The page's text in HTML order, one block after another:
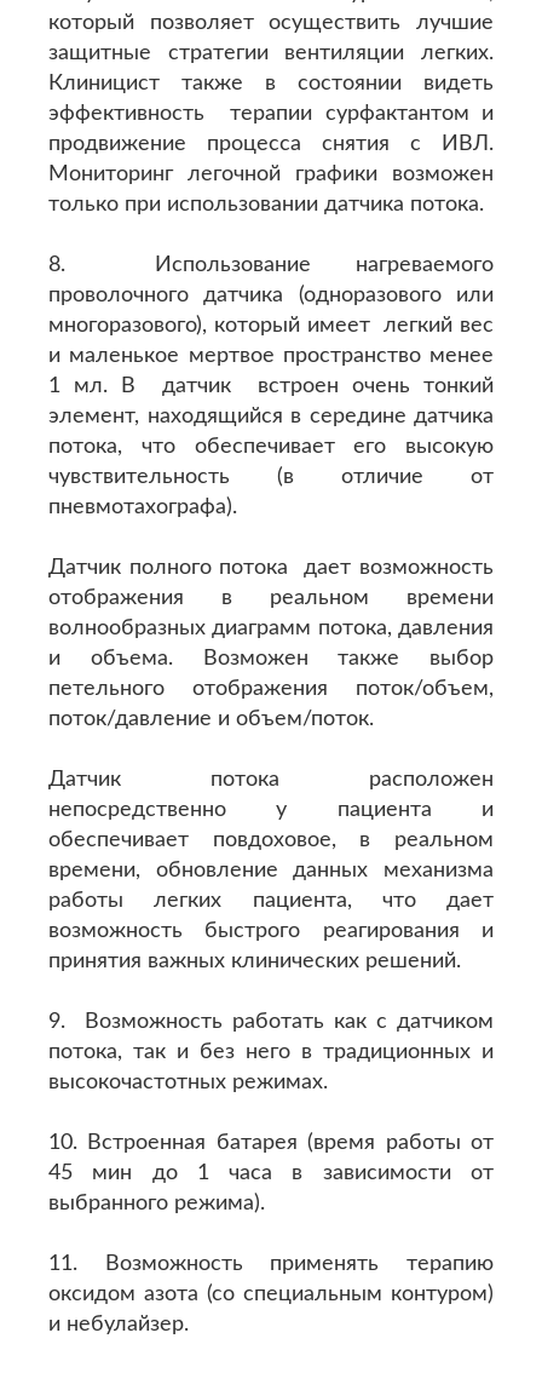
который позволяет осуществить лучшие
защитные стратегии вентиляции легких.
Клиницист также в состоянии видеть
эффективность терапии сурфактантом и
продвижение процесса снятия с ИВЛ.
Мониторинг легочной графики возможен
только при использовании датчика потока.
8. Использование нагреваемого
проволочного датчика (одноразового или
многоразового), который имеет легкий вес
и маленькое мертвое пространство менее
1 мл. В датчик встроен очень тонкий
элемент, находящийся в середине датчика
потока, что обеспечивает его высокую
чувствительность (в отличие от
пневмотахографа).
Датчик полного потока дает возможность
отображения в реальном времени
волнообразных диаграмм потока, давления
и объема. Возможен также выбор
петельного отображения поток/объем,
поток/давление и объем/поток.
Датчик потока расположен
непосредственно у пациента и
обеспечивает повдоховое, в реальном
времени, обновление данных механизма
работы легких пациента, что дает
возможность быстрого реагирования и
принятия важных клинических решений.
9. Возможность работать как с датчиком
потока, так и без него в традиционных и
высокочастотных режимах.
10. Встроенная батарея (время работы от
45 мин до 1 часа в зависимости от
выбранного режима).
11. Возможность применять терапию
оксидом азота (со специальным контуром)
и небулайзер.